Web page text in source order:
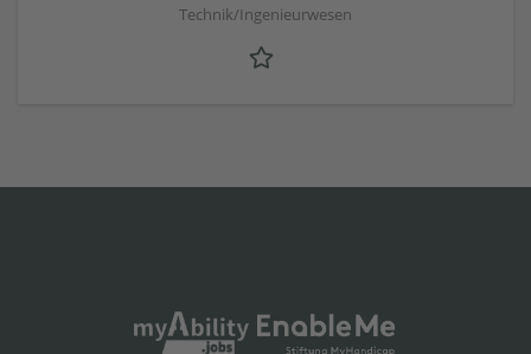
Technik/Ingenieurwesen